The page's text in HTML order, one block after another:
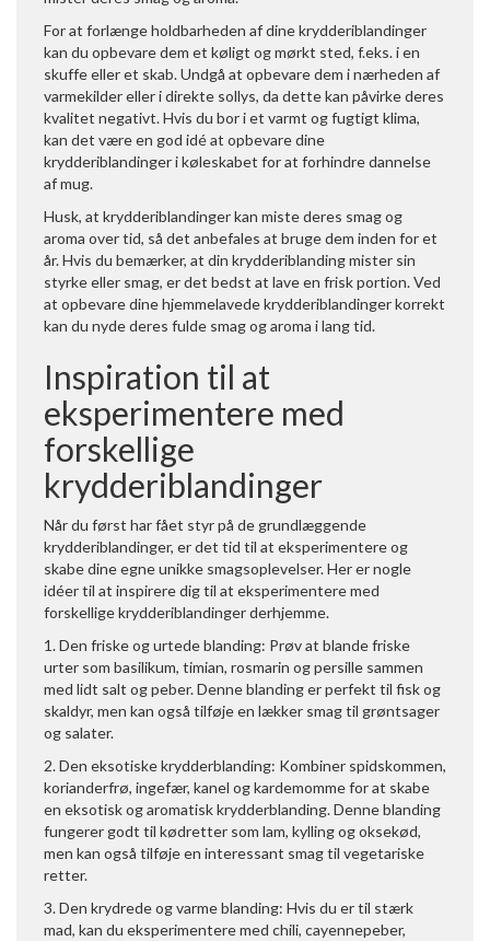
For at forlænge holdbarheden af dine krydderiblandinger
kan du opbevare dem et køligt og mørkt sted, f.eks. i en
skuffe eller et skab. Undgå at opbevare dem i nærheden af
varmekilder eller i direkte sollys, da dette kan påvirke deres
kvalitet negativt. Hvis du bor i et varmt og fugtigt klima,
kan det være en god idé at opbevare dine
krydderiblandinger i køleskabet for at forhindre dannelse
af mug.
Husk, at krydderiblandinger kan miste deres smag og
aroma over tid, så det anbefales at bruge dem inden for et
år. Hvis du bemærker, at din krydderiblanding mister sin
styrke eller smag, er det bedst at lave en frisk portion. Ved
at opbevare dine hjemmelavede krydderiblandinger korrekt
kan du nyde deres fulde smag og aroma i lang tid.
Inspiration til at
eksperimentere med
forskellige
krydderiblandinger
Når du først har fået styr på de grundlæggende
krydderiblandinger, er det tid til at eksperimentere og
skabe dine egne unikke smagsoplevelser. Her er nogle
idéer til at inspirere dig til at eksperimentere med
forskellige krydderiblandinger derhjemme.
1. Den friske og urtede blanding: Prøv at blande friske
urter som basilikum, timian, rosmarin og persille sammen
med lidt salt og peber. Denne blanding er perfekt til fisk og
skaldyr, men kan også tilføje en lækker smag til grøntsager
og salater.
2. Den eksotiske krydderblanding: Kombiner spidskommen,
korianderfrø, ingefær, kanel og kardemomme for at skabe
en eksotisk og aromatisk krydderblanding. Denne blanding
fungerer godt til kødretter som lam, kylling og oksekød,
men kan også tilføje en interessant smag til vegetariske
retter.
3. Den krydrede og varme blanding: Hvis du er til stærk
mad, kan du eksperimentere med chili, cayennepeber,